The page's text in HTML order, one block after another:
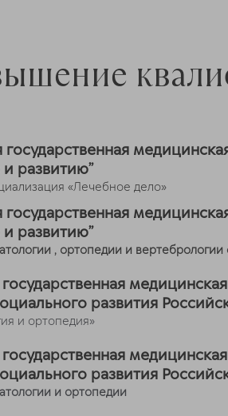
развитию”
«Лечебное дело»
развитию”
, ортопедии и
развития
и ортопедия»
развития
и ортопедии